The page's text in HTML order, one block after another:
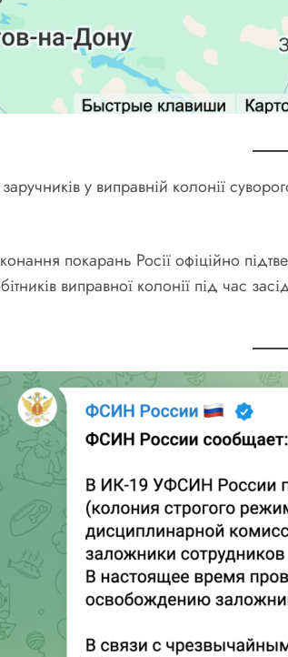
у виправній колонії
покарань Росії офіційно
виправної колонії під час